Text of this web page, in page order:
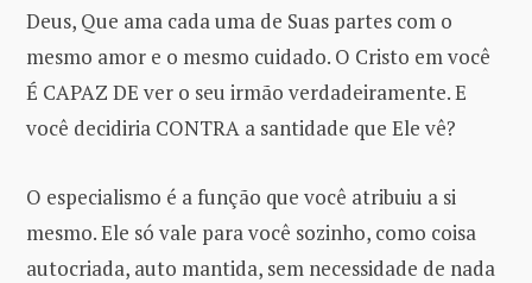
Deus, Que ama cada uma de Suas partes com o
mesmo amor e o mesmo cuidado. O Cristo em você
É CAPAZ DE ver o seu irmão verdadeiramente. E
você decidiria CONTRA a santidade que Ele vê?
O especialismo é a função que você atribuiu a si
mesmo. Ele só vale para você sozinho, como coisa
autocriada, auto mantida, sem necessidade de nada